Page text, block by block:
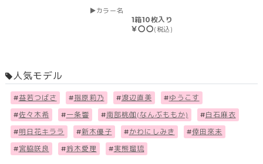
カラー名
1箱10枚入り
￥〇〇(税込)
人気モデル
#益若つばさ #指原莉乃 #渡辺直美 #ゆうこす
#佐々木希 #一条響 #南部桃伽(なんぶももか) #白石麻衣
#明日花キララ #新木優子 #かわにしみき #倖田來未
#宮脇咲良 #鈴木愛理 #実熊瑠琉